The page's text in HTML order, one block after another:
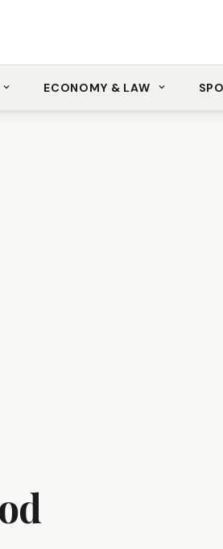
ECONOMY & LAW